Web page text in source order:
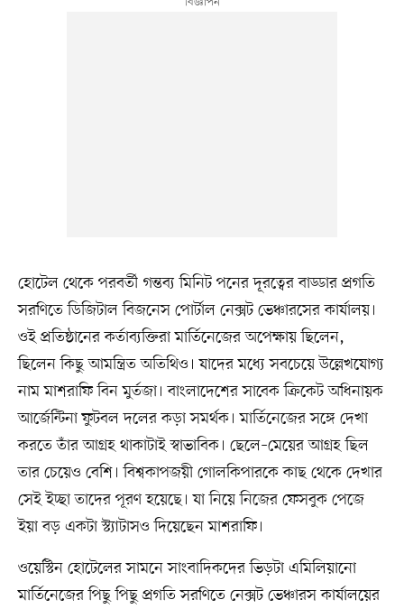
হোটেল থেকে পরবর্তী গন্তব্য মিনিট পনের দূরত্বের বাড্ডার প্রগতি
সরণিতে ডিজিটাল বিজনেস পোর্টাল নেক্সট ভেঞ্চারসের কার্যালয়।
ওই প্রতিষ্ঠানের কর্তাব্যক্তিরা মার্তিনেজের অপেক্ষায় ছিলেন,
ছিলেন কিছু আমন্ত্রিত অতিথিও। যাদের মধ্যে সবচেয়ে উল্লেখযোগ্য
নাম মাশরাফি বিন মুর্তজা। বাংলাদেশের সাবেক ক্রিকেট অধিনায়ক
আর্জেন্টিনা ফুটবল দলের কড়া সমর্থক। মার্তিনেজের সঙ্গে দেখা
করতে তাঁর আগ্রহ থাকাটাই স্বাভাবিক। ছেলে–মেয়ের আগ্রহ ছিল
তার চেয়েও বেশি। বিশ্বকাপজয়ী গোলকিপারকে কাছ থেকে দেখার
সেই ইচ্ছা তাদের পূরণ হয়েছে। যা নিয়ে নিজের ফেসবুক পেজে
ইয়া বড় একটা স্ট্যাটাসও দিয়েছেন মাশরাফি।
ওয়েস্টিন হোটেলের সামনে সাংবাদিকদের ভিড়টা এমিলিয়ানো
মার্তিনেজের পিছু পিছু প্রগতি সরণিতে নেক্সট ভেঞ্চারস কার্যালয়ের